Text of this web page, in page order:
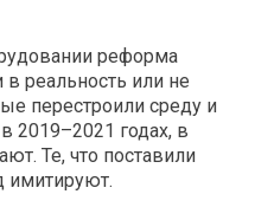
реформа
реальность или не
перестроили среду и
2019–2021 годах, в
Те, что поставили
имитируют.